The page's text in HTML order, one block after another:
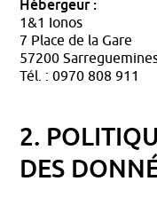
Hébergeur :
1&1 Ionos
7 Place de la Gare
57200
Tél. : 0970 808 911
2.
DES